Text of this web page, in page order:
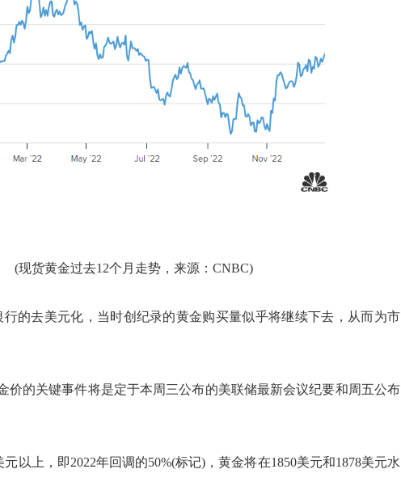
(现货黄金过去12个月走势，来源：CNBC)
行的去美元化，当时创纪录的黄金购买量似乎将继续下去，从而为市
价的关键事件将是定于本周三公布的美联储最新会议纪要和周五公布
元以上，即2022年回调的50%(标记)，黄金将在1850美元和1878美元水